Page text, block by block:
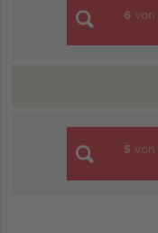
6 von
5 von